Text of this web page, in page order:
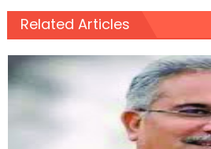
Related Articles